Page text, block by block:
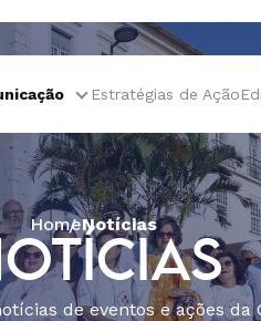
Estratégias de Ação
HomeNotícias
de eventos e ações da